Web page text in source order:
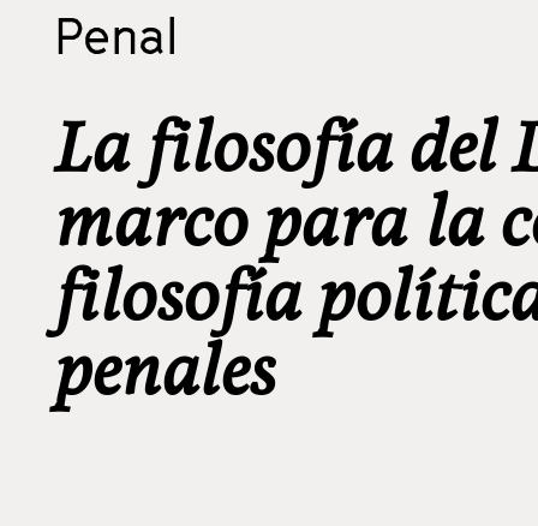
Penal
La filosofía del
marco para la
filosofía
penales